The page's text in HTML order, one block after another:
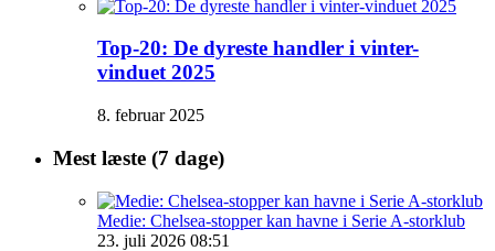
Top-20: De dyreste handler i vinter-
vinduet 2025
8. februar 2025
Mest læste (7 dage)
Medie: Chelsea-stopper kan havne i Serie A-storklub
23. juli 2026 08:51